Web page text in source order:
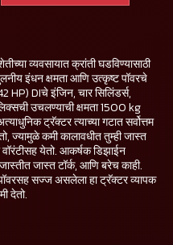
व्यवसायात क्रांती घडविण्यासाठी
इंधन क्षमता आणि उत्कृष्ट पॉवरचे
DIचे इंजिन, चार सिलिंडर्स,
उचलण्याची क्षमता 1500 kg
ट्रॅक्टर त्याच्या गटात सर्वोत्तम
ज्यामुळे कमी कालावधीत तुम्ही जास्त
येतो. आकर्षक डिझाईन
जास्त टॉर्क, आणि बरेच काही.
सज्ज असलेला हा ट्रॅक्टर व्यापक
देतो.